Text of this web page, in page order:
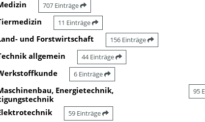
707 Einträge
11 Einträge
und Forstwirtschaft 156 Einträge
allgemein 44 Einträge
6 Einträge
Energietechnik,
95
59 Einträge